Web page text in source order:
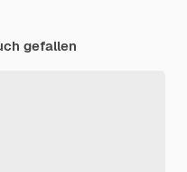
gefallen